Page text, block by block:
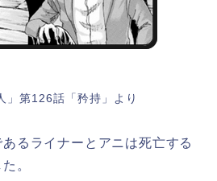
」第126話「矜持」より
るライナーとアニは死亡する
。